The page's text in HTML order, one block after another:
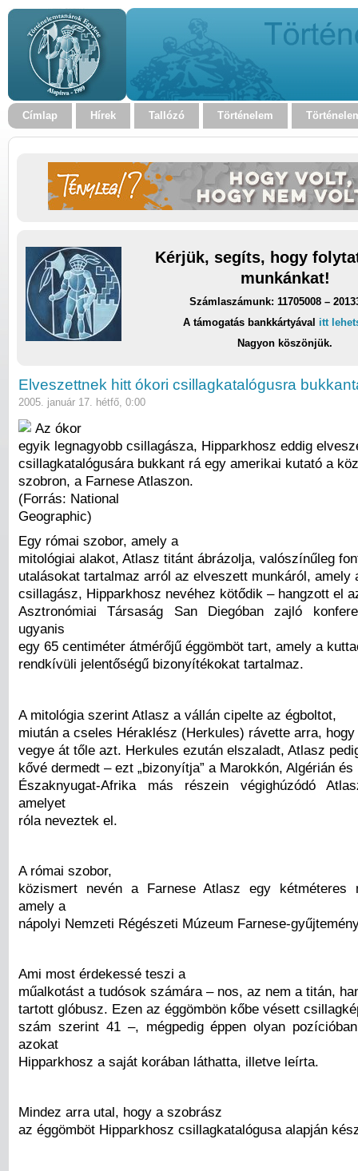
Címlap Hírek Tallózó Történelem
Kérjük, segíts, hogy
munkánkat!
Számlaszámunk: 11705008 –
A támogatás bankkártyával itt
Nagyon köszönjük.
Elveszettnek hitt ókori csillagkatalógusra
2005. január 17. hétfő, 0:00
Az ókor
egyik legnagyobb csillagásza, Hipparkhosz eddig
csillagkatalógusára bukkant rá egy amerikai kutató a
szobron, a Farnese Atlaszon.
(Forrás: National
Geographic)
Egy római szobor, amely a
mitológiai alakot, Atlasz titánt ábrázolja, valószínűleg
utalásokat tartalmaz arról az elveszett munkáról, amely
csillagász, Hipparkhosz nevéhez kötődik – hangzott el
Asztronómiai Társaság San Diegóban zajló
ugyanis
egy 65 centiméter átmérőjű éggömböt tart, amely a
rendkívüli jelentőségű bizonyítékokat tartalmaz.
A mitológia szerint Atlasz a vállán cipelte az égboltot,
miután a cseles Héraklész (Herkules) rávette arra,
vegye át tőle azt. Herkules ezután elszaladt, Atlasz
kővé dermedt – ezt „bizonyítja” a Marokkón, Algérián és
Északnyugat-Afrika más részein végighúzódó
amelyet
róla neveztek el.
A római szobor,
közismert nevén a Farnese Atlasz egy kétméteres
amely a
nápolyi Nemzeti Régészeti Múzeum Farnese-
Ami most érdekessé teszi a
műalkotást a tudósok számára – nos, az nem a titán,
tartott glóbusz. Ezen az éggömbön kőbe vésett
szám szerint 41 –, mégpedig éppen olyan
azokat
Hipparkhosz a saját korában láthatta, illetve leírta.
Mindez arra utal, hogy a szobrász
az éggömböt Hipparkhosz csillagkatalógusa alapján